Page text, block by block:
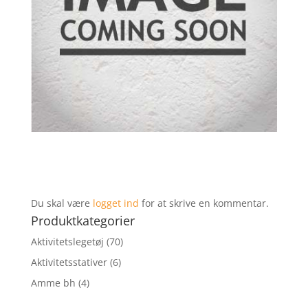
Du skal være logget ind for at skrive en kommentar.
Produktkategorier
Aktivitetslegetøj (70)
Aktivitetsstativer (6)
Amme bh (4)